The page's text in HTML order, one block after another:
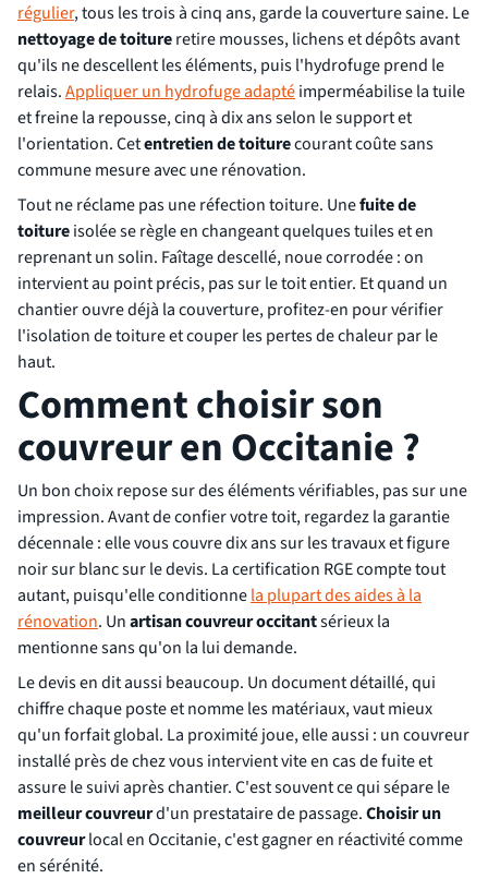
régulier, tous les trois à cinq ans, garde la couverture saine. Le
nettoyage de toitureretire mousses, lichens et dépôts avant
qu'ils ne descellent les éléments, puis l'hydrofuge prend le
relais.Appliquer un hydrofuge adaptéimperméabilise la tuile
et freine la repousse, cinq à dix ans selon le support et
l'orientation. Cetentretien de toiturecourant coûte sans
commune mesure avec une rénovation.
Tout ne réclame pas une réfection toiture. Unefuite de
toitureisolée se règle en changeant quelques tuiles et en
reprenant un solin. Faîtage descellé, noue corrodée : on
intervient au point précis, pas sur le toit entier. Et quand un
chantier ouvre déjà la couverture, profitez-en pour vérifier
l'isolation de toiture et couper les pertes de chaleur par le
haut.
Comment choisir son
couvreur en Occitanie ?
Un bon choix repose sur des éléments vérifiables, pas sur une
impression. Avant de confier votre toit, regardez la garantie
décennale : elle vous couvre dix ans sur les travaux et figure
noir sur blanc sur le devis. La certification RGE compte tout
autant, puisqu'elle conditionnela plupart des aides à la
rénovation. Unartisan couvreur occitantsérieux la
mentionne sans qu'on la lui demande.
Le devis en dit aussi beaucoup. Un document détaillé, qui
chiffre chaque poste et nomme les matériaux, vaut mieux
qu'un forfait global. La proximité joue, elle aussi : un couvreur
installé près de chez vous intervient vite en cas de fuite et
assure le suivi après chantier. C'est souvent ce qui sépare le
meilleur couvreurd'un prestataire de passage.Choisir un
couvreurlocal en Occitanie, c'est gagner en réactivité comme
en sérénité.